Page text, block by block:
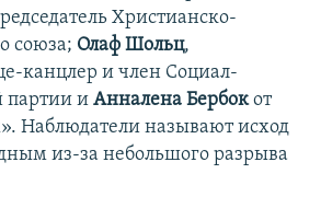
Христианско-
союза; Олаф Шольц,
канцлер и член Социал-
партии и Анналена Бербокот
Наблюдатели называют исход
из-за небольшого разрыва